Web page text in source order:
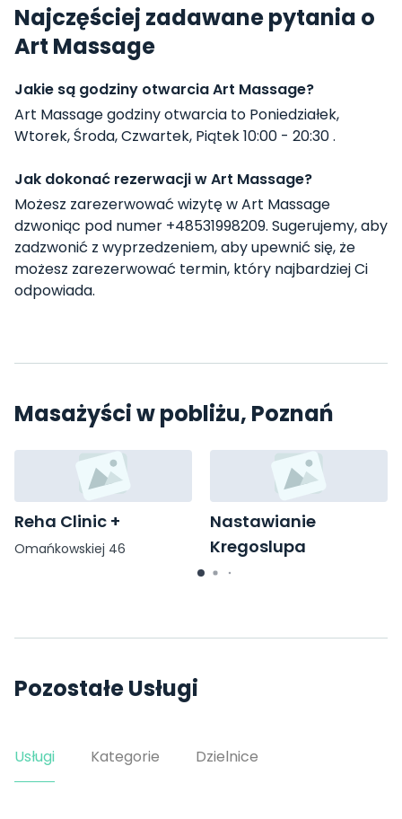
Najczęściej zadawane pytania o
Art Massage
Jakie są godziny otwarcia Art Massage?
Art Massage godziny otwarcia to Poniedziałek,
Wtorek, Środa, Czwartek, Piątek 10:00 - 20:30 .
Jak dokonać rezerwacji w Art Massage?
Możesz zarezerwować wizytę w Art Massage
dzwoniąc pod numer +48531998209. Sugerujemy, aby
zadzwonić z wyprzedzeniem, aby upewnić się, że
możesz zarezerwować termin, który najbardziej Ci
odpowiada.
Masażyści w pobliżu, Poznań
Reha Clinic +
Omańkowskiej 46
Nastawianie
Kregoslupa
Jeżycka 8
Pozostałe Usługi
Usługi Kategorie Dzielnice